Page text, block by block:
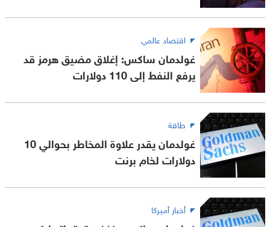
اقتصاد عالمي
غولدمان ساكس: إغلاق مضيق هرمز قد
يرفع النفط إلى 110 دولارات
طاقة
غولدمان يقدر علاوة المخاطر بحوالي 10
دولارات لخام برنت
أخبار أميركا